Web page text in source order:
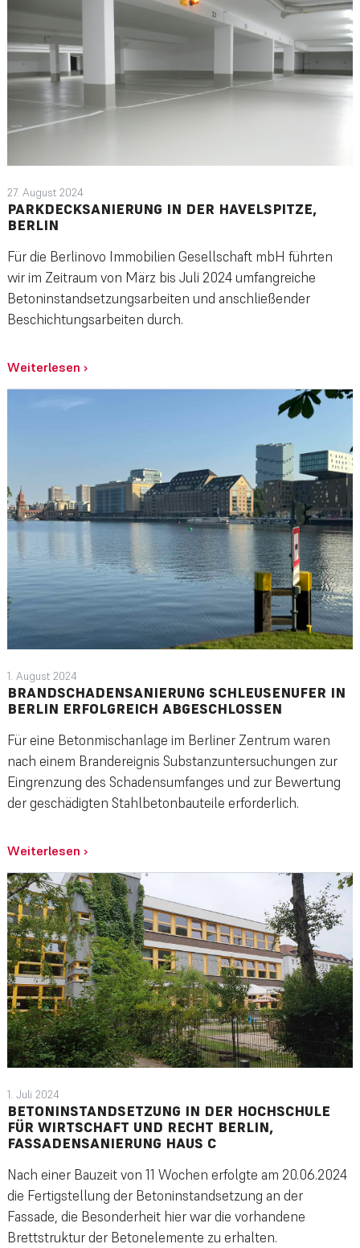
27. August 2024
PARKDECKSANIERUNG IN DER HAVELSPITZE,
BERLIN
Für die Berlinovo Immobilien Gesellschaft mbH führten
wir im Zeitraum von März bis Juli 2024 umfangreiche
Betoninstandsetzungsarbeiten und anschließender
Beschichtungsarbeiten durch.
Weiterlesen ›
1. August 2024
BRANDSCHADENSANIERUNG SCHLEUSENUFER IN
BERLIN ERFOLGREICH ABGESCHLOSSEN
Für eine Betonmischanlage im Berliner Zentrum waren
nach einem Brandereignis Substanzuntersuchungen zur
Eingrenzung des Schadensumfanges und zur Bewertung
der geschädigten Stahlbetonbauteile erforderlich.
Weiterlesen ›
1. Juli 2024
BETONINSTANDSETZUNG IN DER HOCHSCHULE
FÜR WIRTSCHAFT UND RECHT BERLIN,
FASSADENSANIERUNG HAUS C
Nach einer Bauzeit von 11 Wochen erfolgte am 20.06.2024
die Fertigstellung der Betoninstandsetzung an der
Fassade, die Besonderheit hier war die vorhandene
Brettstruktur der Betonelemente zu erhalten.